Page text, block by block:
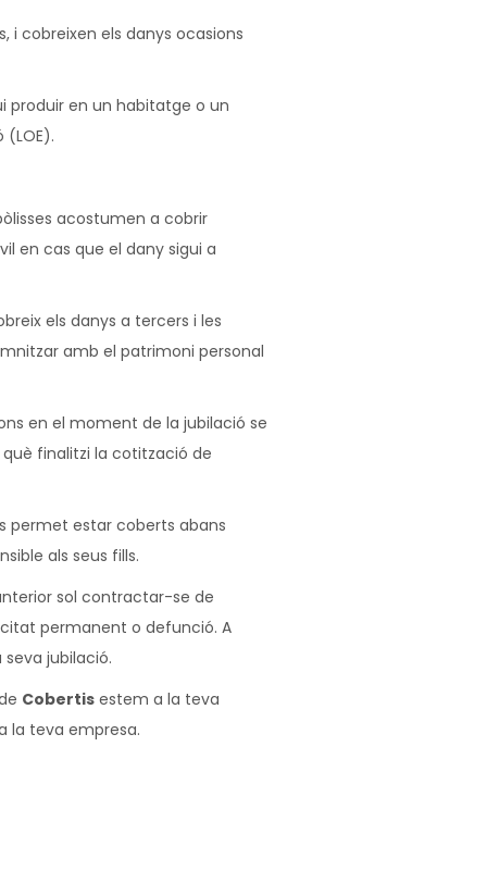
cobreixen els danys ocasions
produir en un habitatge o un
acostumen a cobrir
en cas que el dany sigui a
els danys a tercers i les
amb el patrimoni personal
en el moment de la jubilació se
finalitzi la cotització de
permet estar coberts abans
als seus fills.
sol contractar-se de
permanent o defunció. A
jubilació.
Cobertis estem a la teva
la teva empresa.